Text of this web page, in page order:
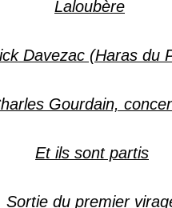
Laloubère
Davezac (Haras du
Gourdain,
Et ils sont partis
Sortie du premier